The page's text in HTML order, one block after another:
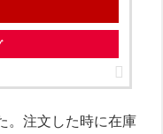
。注文した時に在庫